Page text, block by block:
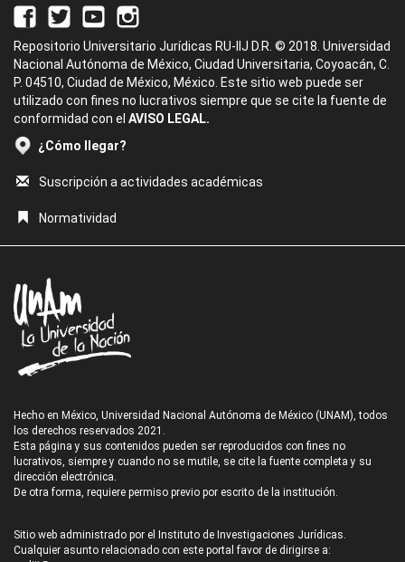
Repositorio Universitario Jurídicas RU-IIJ D.R. © 2018. Universidad
Nacional Autónoma de México, Ciudad Universitaria, Coyoacán, C.
P. 04510, Ciudad de México, México. Este sitio web puede ser
utilizado con fines no lucrativos siempre que se cite la fuente de
conformidad con el AVISO LEGAL.
¿Cómo llegar?
Suscripción a actividades académicas
Normatividad
Hecho en México, Universidad Nacional Autónoma de México (UNAM), todos
los derechos reservados 2021.
Esta página y sus contenidos pueden ser reproducidos con fines no
lucrativos, siempre y cuando no se mutile, se cite la fuente completa y su
dirección electrónica.
De otra forma, requiere permiso previo por escrito de la institución.
Sitio web administrado por el Instituto de Investigaciones Jurídicas.
Cualquier asunto relacionado con este portal favor de dirigirse a: